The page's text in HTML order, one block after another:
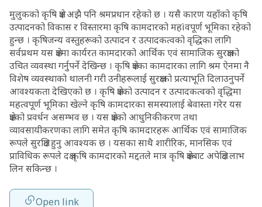
मुलुकको कृषि क्षेत्र अझै पनि श्रमप्रधान रहेको छ । यसै कारण यहाँको कृषि
उत्पादनको विकास र विस्तारमा कृषि कामदारको महìवपूर्ण भूमिका रहेको
हुन्छ । कृषिजन्य वस्तुहरूको उत्पादन र उत्पादकत्वको वृद्धिका लागि
सर्वप्रथम यस क्षेत्रमा कार्यरत कामदारको आर्थिक एवं सामाजिक सुरक्षाको
उचित व्यवस्था गर्नुपर्ने देखिन्छ । कृषि क्षेत्रका कामदारका लागि श्रम ऐनमा नै
विशेष व्यवस्थाको थालनी गरी उनीहरूलाई सुरक्षाको प्रत्याभूति दिलाउनुपर्ने
आवश्यकता देखिएको छ । कृषि क्षेत्रको उत्पादन र उत्पादकत्वको वृद्धिमा
महत्वपूर्ण भूमिका खेल्ने कृषि कामदारका समस्यालाई बेवास्ता गरेर यस
क्षेत्रको प्रवर्धन असम्भव छ । यस क्षेत्रको आधुनिकीकरण तथा
व्यावसायीकरणका लागि समेत कृषि कामदारहरू आर्थिक एवं सामाजिक
रूपले सुरक्षित हुनु आवश्यक छ । यसका साथै शारीरिक, मानसिक एवं
प्राविधिक रूपले दक्ष कृषि कामदारको मद्दतले मात्र कृषि क्षेत्रबाट अपेक्षित लाभ
लिन सकिन्छ ।
Open link